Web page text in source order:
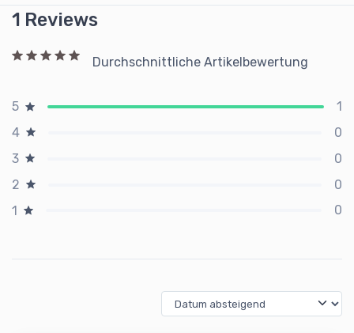
1 Reviews
Durchschnittliche Artikelbewertung
5
1
4
0
3
0
2
0
1
0